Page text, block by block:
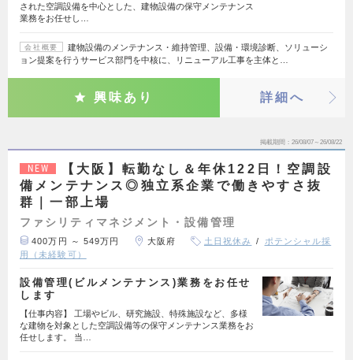
された空調設備を中心とした、建物設備の保守メンテナンス
業務をお任せし…
会社概要
建物設備のメンテナンス・維持管理、設備・環境診断、ソリューシ
ョン提案を行うサービス部門を中核に、リニューアル工事を主体と…
興味あり 詳細へ
掲載期間 26/08/07～26/08/22
NEW
【大阪】転勤なし＆年休122日！空調設
備メンテナンス◎独立系企業で働きやすさ抜
群｜一部上場
ファシリティマネジメント・設備管理
400万円 ～ 549万円 大阪府 土日祝休み
ポテンシャル採
用（未経験可）
設備管理(ビルメンテナンス)業務をお任せ
します
【仕事内容】 工場やビル、研究施設、特殊施設など、多様
な建物を対象とした空調設備等の保守メンテナンス業務をお
任せします。 当…